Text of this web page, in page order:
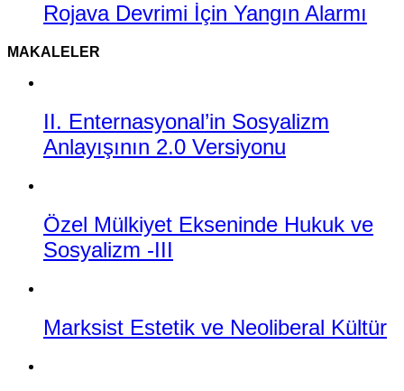
Rojava Devrimi İçin Yangın Alarmı
MAKALELER
II. Enternasyonal’in Sosyalizm
Anlayışının 2.0 Versiyonu
Özel Mülkiyet Ekseninde Hukuk ve
Sosyalizm -III
Marksist Estetik ve Neoliberal Kültür